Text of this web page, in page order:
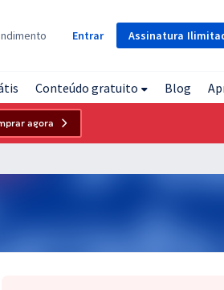
Assinatura
Entrar
Conteúdo gratuito Blog
agora